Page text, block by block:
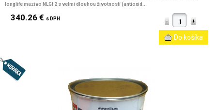
longlife mazivo NLGI 2 s velmi dlouhou životností (antioxid...
340.26 € s DPH